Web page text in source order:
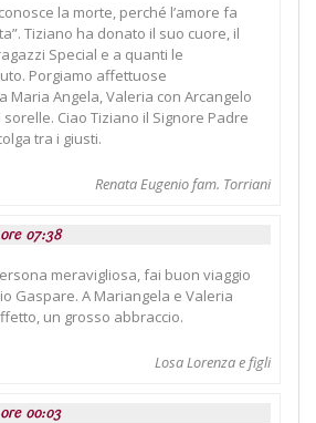
la morte, perché l’amore fa
Tiziano ha donato il suo cuore, il
Special e a quanti le
Porgiamo affettuose
Maria Angela, Valeria con Arcangelo
Ciao Tiziano il Signore Padre
tra i giusti.
Renata Eugenio fam. Torriani
07:38
meravigliosa, fai buon viaggio
Gaspare. A Mariangela e Valeria
un grosso abbraccio.
Losa Lorenza e figli
00:03